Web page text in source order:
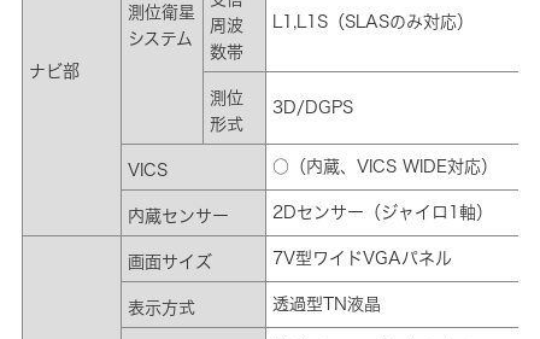
ナビ部
測位衛星
システム
周波
数帯
L1,L1S（SLASのみ対応）
測位
形式
3D/DGPS
VICS ○（内蔵、VICS WIDE対応）
内蔵センサー 2Dセンサー（ジャイロ1軸）
画面サイズ 7V型ワイドVGAパネル
表示方式 透過型TN液晶